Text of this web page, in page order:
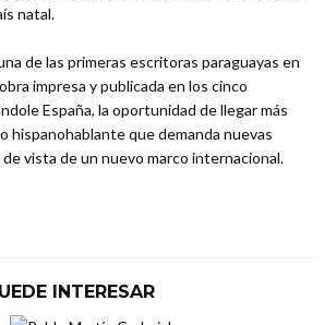
natal.
de las primeras escritoras paraguayas en
impresa y publicada en los cinco
España, la oportunidad de llegar más
hispanohablante que demanda nuevas
vista de un nuevo marco internacional.
INTERESAR